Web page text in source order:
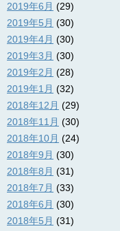
2019年6月 (29)
2019年5月 (30)
2019年4月 (30)
2019年3月 (30)
2019年2月 (28)
2019年1月 (32)
2018年12月 (29)
2018年11月 (30)
2018年10月 (24)
2018年9月 (30)
2018年8月 (31)
2018年7月 (33)
2018年6月 (30)
2018年5月 (31)